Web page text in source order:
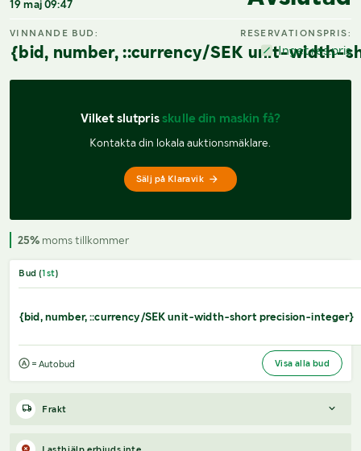
19 maj 09:47
VINNANDE BUD:
{bid, number, ::currency/SEK unit-width-
RESERVATIONSPRIS:
Inget res.pris
Vilket slutpris skulle din maskin få?
Kontakta din lokala auktionsmäklare.
Sälj på Klaravik
25% moms tillkommer
Bud (1st)
{bid, number, ::currency/SEK unit-width-short precision-integer}
= Autobud Visa alla bud
Frakt
Boka frakt?Det finns ingen specifik information om frakt för